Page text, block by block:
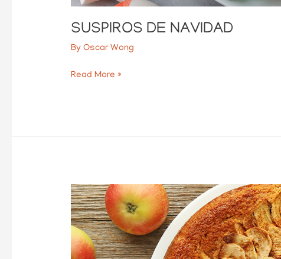
SUSPIROS DE NAVIDAD
ByOscar Wong
Read More »
Queque
de
manzana